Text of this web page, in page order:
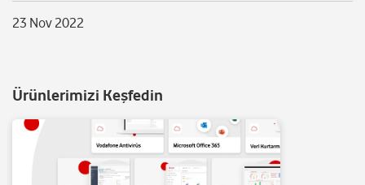
23 Nov 2022
Ürünlerimizi Keşfedin